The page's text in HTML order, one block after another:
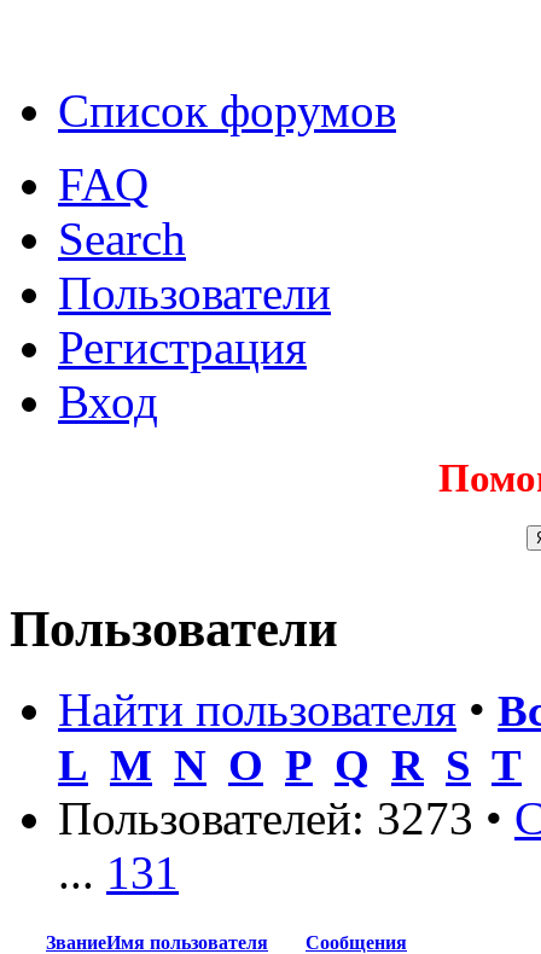
Список форумов
FAQ
Search
Пользователи
Регистрация
Вход
Пользователи
Найти пользователя •
L M N O P Q R S T
Пользователей: 3273 •
... 131
ЗваниеИмя пользователя
Сообщения